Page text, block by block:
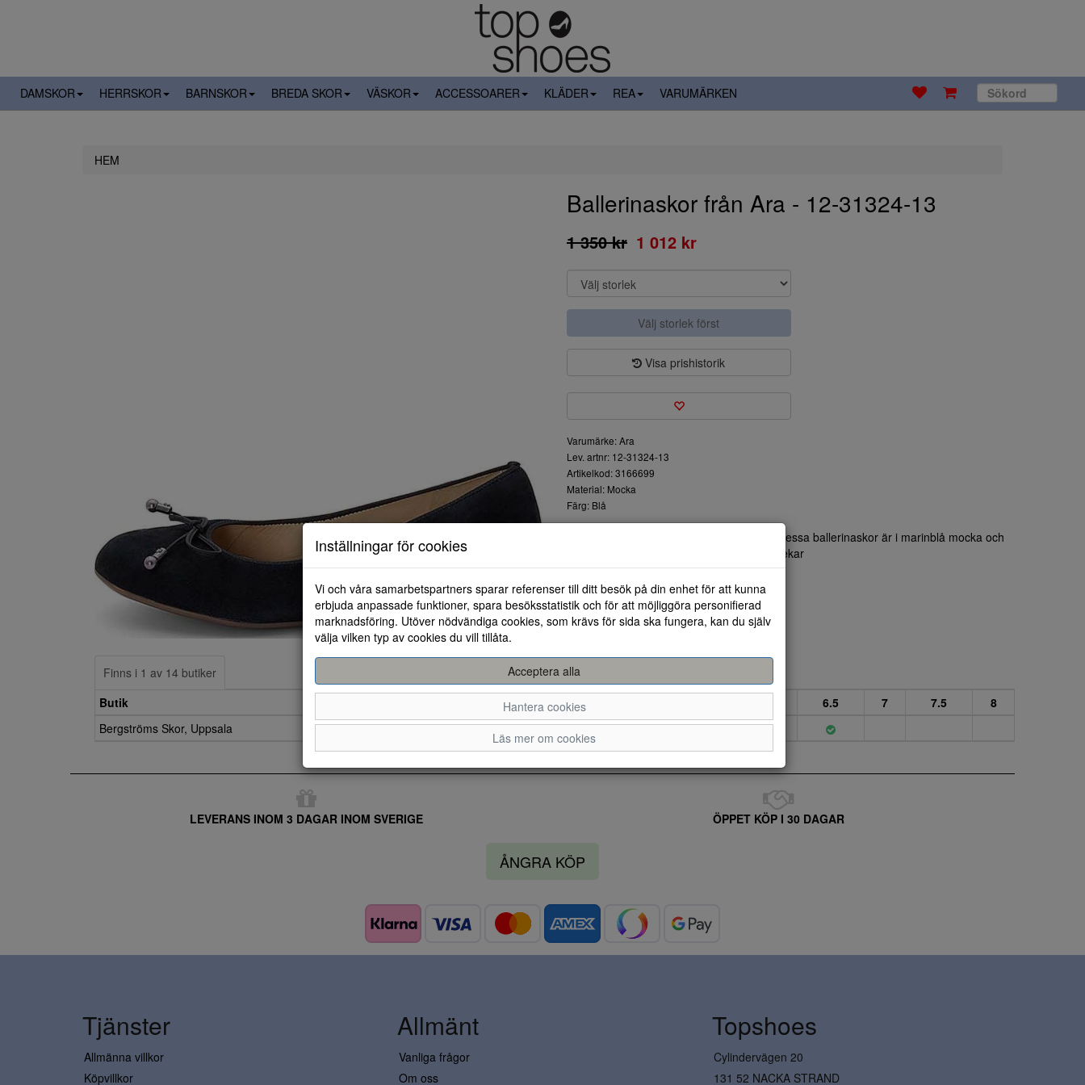
DAMSKOR HERRSKOR BARNSKOR BREDA SKOR VÄSKOR ACCESSOARER KLÄDER REA VARUMÄRKEN
HEM
Ballerinaskor från Ara - 12-31324-13
1 350 kr 1 012 kr
Välj storlek först
Visa prishistorik
Varumärke: Ara
Lev. artnr: 12-31324-13
Artikelkod: 3166699
Material: Mocka
Färg: Blå
Klassiska och fina ballerinaskor från Ara. Dessa ballerinaskor är i marinblå mocka och
har den lilla rosetten fram på tån. UK Storlekar
Finns i 1 av 14 butiker
Butik
3.5 4 6.5 7 7.5
8
Bergströms Skor, Uppsala
LEVERANS INOM 3 DAGAR INOM SVERIGE ÖPPET KÖP I 30 DAGAR
ÅNGRA KÖP
Inställningar för cookies
Vi och våra samarbetspartners sparar referenser till ditt besök på din enhet för att kunna
erbjuda anpassade funktioner, spara besöksstatistik och för att möjliggöra personifierad
marknadsföring. Utöver nödvändiga cookies, som krävs för sida ska fungera, kan du själv
välja vilken typ av cookies du vill tillåta.
Acceptera alla
Hantera cookies
Läs mer om cookies
Tjänster
Allmänna villkor
Köpvillkor
Allmänt
Vanliga frågor
Om oss
Topshoes
Cylindervägen 20
131 52 NACKA STRAND